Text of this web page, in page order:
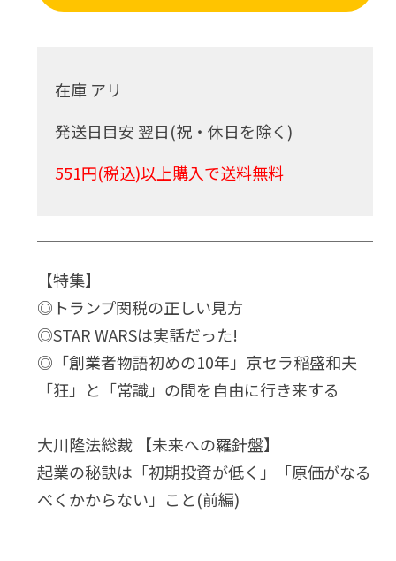
在庫 アリ
発送日目安 翌日(祝・休日を除く)
551円(税込)以上購入で送料無料
【特集】
◎トランプ関税の正しい見方
◎STAR WARSは実話だった!
◎「創業者物語初めの10年」京セラ稲盛和夫
「狂」と「常識」の間を自由に行き来する
大川隆法総裁 【未来への羅針盤】
起業の秘訣は「初期投資が低く」「原価がなる
べくかからない」こと(前編)